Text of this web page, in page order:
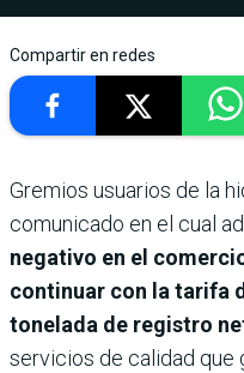
Compartir en redes
Gremios usuarios de la
comunicado en el cual
negativo en el
continuar con la tarifa
tonelada de registro
servicios de calidad que